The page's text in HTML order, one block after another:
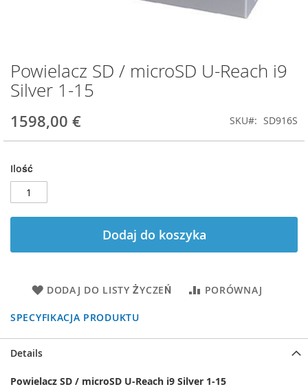
Powielacz SD / microSD U-Reach i9
Silver 1-15
1598,00 € SKU SD916S
Ilość
Dodaj do koszyka
DODAJ DO LISTY ŻYCZEŃ PORÓWNAJ
SPECYFIKACJA PRODUKTU
Przejdź
na
początek
Details
Powielacz SD / microSD U-Reach i9 Silver 1-15